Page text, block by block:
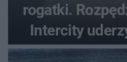
rogatki.
Intercity